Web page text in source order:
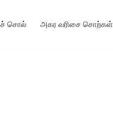
சொல் அகர வரிசை சொற்கள்